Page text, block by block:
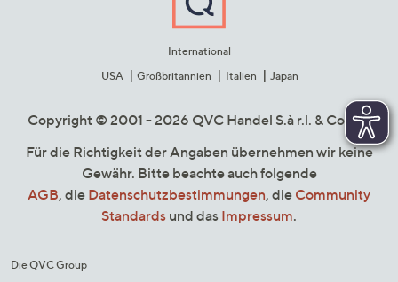
International
USA
Großbritannien Italien Japan
Copyright © 2001 - 2026 QVC Handel S.à r.l. & Co. KG
Für die Richtigkeit der Angaben übernehmen wir keine
Gewähr. Bitte beachte auch folgende
AGB, die Datenschutzbestimmungen, die Community
Standards und das Impressum.
Die QVC Group